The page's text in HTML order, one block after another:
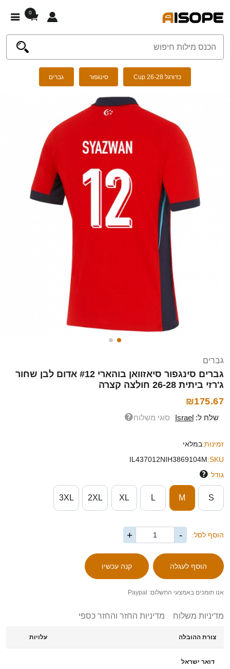
0
כדורגל Cup 26-28 סינגפור גברים
גברים
גברים סינגפור סיאזוואן בוהארי #12 אדום לבן שחור
ג'רזי ביתית 26-28 חולצה קצרה
₪175.67
שלח ל: Israel סוגי משלוח
זמינות:במלאי
SKU:
IL437012NIH3869104M
גודל
S
M
L
XL
2XL
3XL
הוסף לסל: -
+
אנו תומכים באמצעי התשלום: Paypal
מדיניות משלוח מדיניות החזר והחזר כספי
צורת ההובלה עלויות
דואר ישראל